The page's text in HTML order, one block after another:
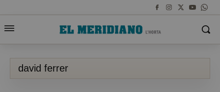
david ferrer